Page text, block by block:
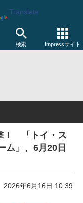
Translate
検索 Impressサイト
！ 「トイ・ス
ム」、6月20日
2026年6月16日 10:39